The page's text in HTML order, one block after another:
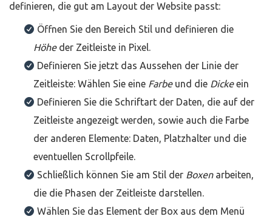
definieren, die gut am Layout der Website passt:
Öffnen Sie den Bereich Stil und definieren die
Höhe der Zeitleiste in Pixel.
Definieren Sie jetzt das Aussehen der Linie der
Zeitleiste: Wählen Sie eine Farbeund die Dickeein
Definieren Sie die Schriftart der Daten, die auf der
Zeitleiste angezeigt werden, sowie auch die Farbe
der anderen Elemente: Daten, Platzhalter und die
eventuellen Scrollpfeile.
Schließlich können Sie am Stil der Boxenarbeiten,
die die Phasen der Zeitleiste darstellen.
Wählen Sie das Element der Box aus dem Menü